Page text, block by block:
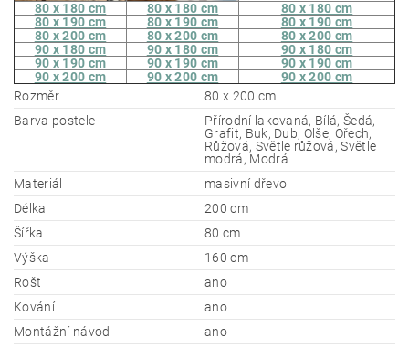
80 x 180 cm 80 x 180 cm
80 x 180 cm
80 x 190 cm
80 x 190 cm
80 x 190 cm
80 x 200 cm
80 x 200 cm
80 x 200 cm
90 x 180 cm
90 x 180 cm
90 x 180 cm
90 x 190 cm
90 x 190 cm
90 x 190 cm
90 x 200 cm
90 x 200 cm
90 x 200 cm
Rozměr
80 x 200 cm
Barva postele
Přírodní lakovaná, Bílá, Šedá,
Grafit, Buk, Dub, Olše, Ořech,
Růžová, Světle růžová, Světle
modrá, Modrá
Materiál
masivní dřevo
Délka
200 cm
Šířka
80 cm
Výška
160 cm
Rošt
ano
Kování
ano
Montážní návod
ano